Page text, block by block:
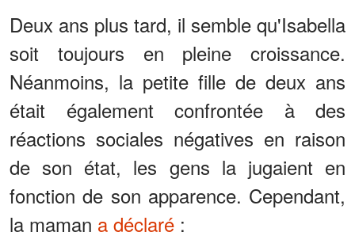
Deux ans plus tard, il semble qu'Isabella
soit toujours en pleine croissance.
Néanmoins, la petite fille de deux ans
était également confrontée à des
réactions sociales négatives en raison
de son état, les gens la jugaient en
fonction de son apparence. Cependant,
la maman a déclaré :